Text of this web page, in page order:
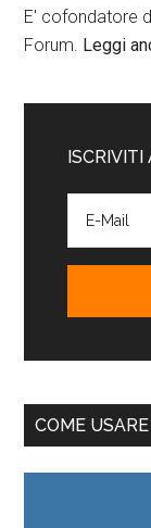
E' cofondatore
Forum. Leggi
COME